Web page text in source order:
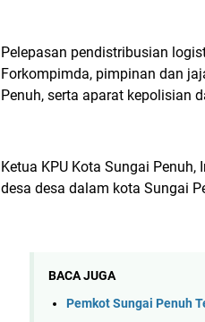
Pelepasan pendistribusian
Forkompimda, pimpinan dan
Penuh, serta aparat kepolisian
Ketua KPU Kota Sungai
desa desa dalam kota Sungai
BACA JUGA
Pemkot Sungai Penuh